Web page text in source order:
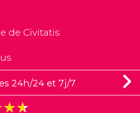
de Civitatis
24h/24 et 7j/7